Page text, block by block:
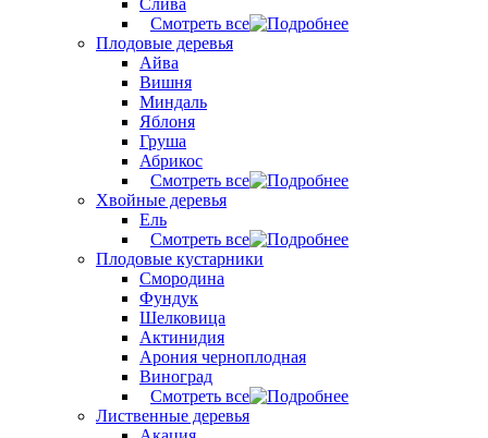
Слива
Смотреть все
Плодовые деревья
Айва
Вишня
Миндаль
Яблоня
Груша
Абрикос
Смотреть все
Хвойные деревья
Ель
Смотреть все
Плодовые кустарники
Смородина
Фундук
Шелковица
Актинидия
Арония черноплодная
Виноград
Смотреть все
Лиственные деревья